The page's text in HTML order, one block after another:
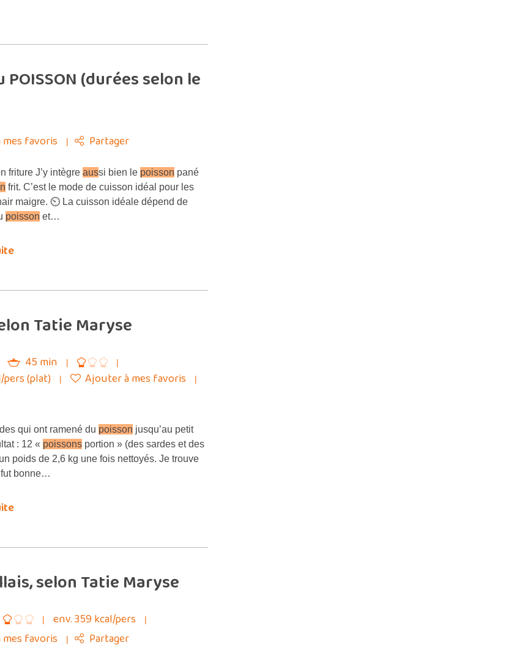
POISSON (durées selon le
favoris Partager
friture J’y intègre aussi bien le poisson pané
frit. C’est le mode de cuisson idéal pour les
maigre. ⏲ La cuisson idéale dépend de
poisson et…
Tatie Maryse
45 min
pers (plat)
Ajouter à mes favoris
qui ont ramené du poisson jusqu’au petit
: 12 « poissons portion » (des sardes et des
poids de 2,6 kg une fois nettoyés. Je trouve
bonne…
selon Tatie Maryse
env. 359 kcal/pers
favoris
Partager